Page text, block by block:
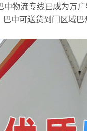
物流专线已成为万
中可送货到门区域巴